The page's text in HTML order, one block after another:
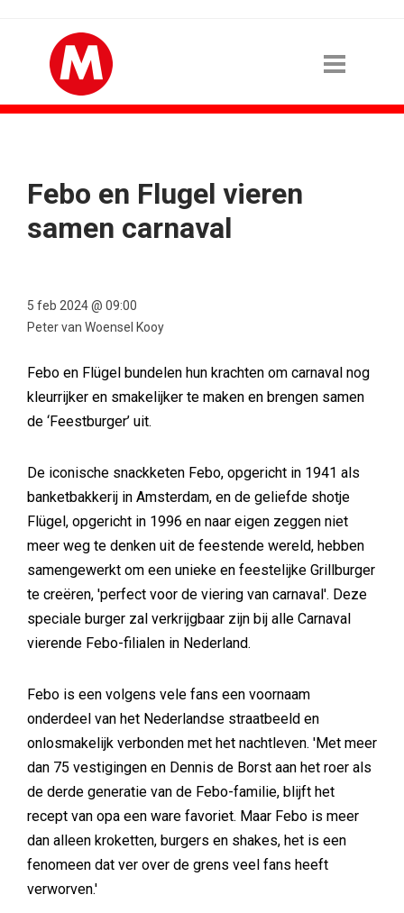
Febo en Flugel vieren
samen carnaval
5 feb 2024 @ 09:00
Peter van Woensel Kooy
Febo en Flügel bundelen hun krachten om carnaval nog
kleurrijker en smakelijker te maken en brengen samen
de ‘Feestburger’ uit.
De iconische snackketen Febo, opgericht in 1941 als
banketbakkerij in Amsterdam, en de geliefde shotje
Flügel, opgericht in 1996 en naar eigen zeggen niet
meer weg te denken uit de feestende wereld, hebben
samengewerkt om een unieke en feestelijke Grillburger
te creëren, 'perfect voor de viering van carnaval'. Deze
speciale burger zal verkrijgbaar zijn bij alle Carnaval
vierende Febo-filialen in Nederland.
Febo is een volgens vele fans een voornaam
onderdeel van het Nederlandse straatbeeld en
onlosmakelijk verbonden met het nachtleven. 'Met meer
dan 75 vestigingen en Dennis de Borst aan het roer als
de derde generatie van de Febo-familie, blijft het
recept van opa een ware favoriet. Maar Febo is meer
dan alleen kroketten, burgers en shakes, het is een
fenomeen dat ver over de grens veel fans heeft
verworven.'